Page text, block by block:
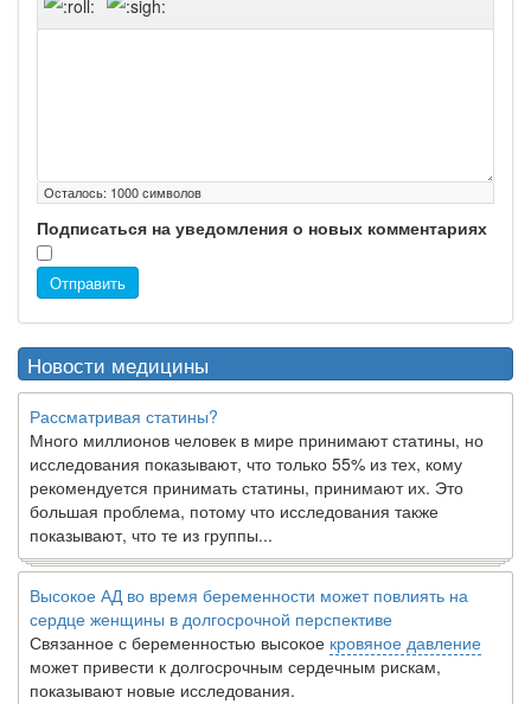
Осталось: 1000символов
Подписаться на уведомления о новых комментариях
Отправить
Новости медицины
Рассматривая статины?
Много миллионов человек в мире принимают статины, но
исследования показывают, что только 55% из тех, кому
рекомендуется принимать статины, принимают их. Это
большая проблема, потому что исследования также
показывают, что те из группы...
Высокое АД во время беременности может повлиять на
сердце женщины в долгосрочной перспективе
Связанное с беременностью высокое кровяное давление
может привести к долгосрочным сердечным рискам,
показывают новые исследования.